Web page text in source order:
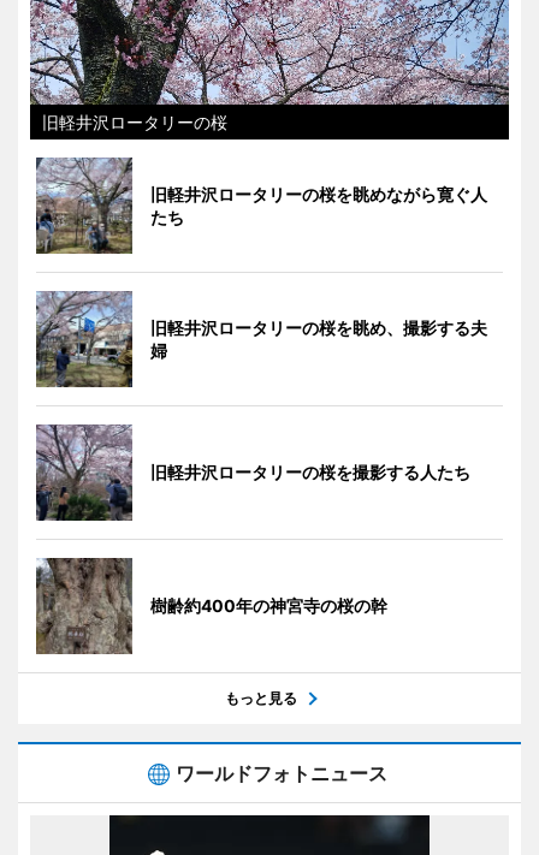
旧軽井沢ロータリーの桜
旧軽井沢ロータリーの桜を眺めながら寛ぐ人
たち
旧軽井沢ロータリーの桜を眺め、撮影する夫
婦
旧軽井沢ロータリーの桜を撮影する人たち
樹齢約400年の神宮寺の桜の幹
もっと見る
ワールドフォトニュース